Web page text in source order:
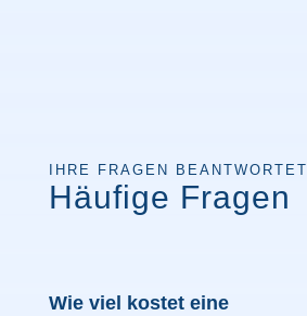
IHRE FRAGEN BEANTWORTET
Häufige Fragen
Wie viel kostet eine